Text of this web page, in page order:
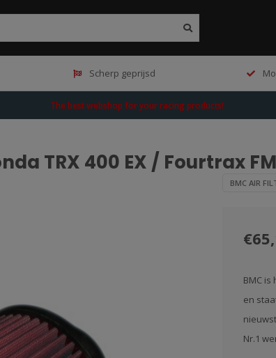
Scherp geprijsd
The best webshop for your racing products!
TRX 400 EX / Fourtrax
BMC AIR
BMC
en
Nr.1